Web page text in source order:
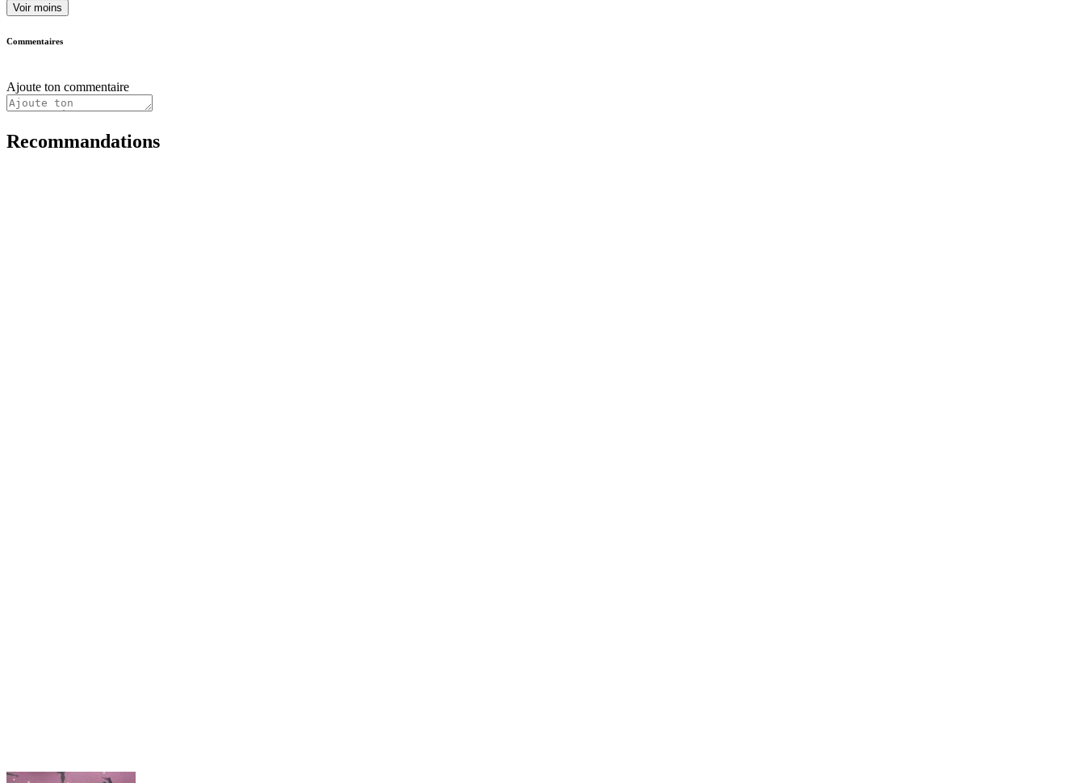
Voir moins
Commentaires
Ajoute ton commentaire
Recommandations